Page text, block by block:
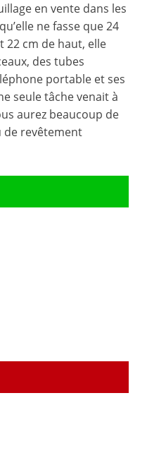
en vente dans les
ne fasse que 24
22 cm de haut, elle
des tubes
portable et ses
seule tâche venait à
aurez beaucoup de
de revêtement